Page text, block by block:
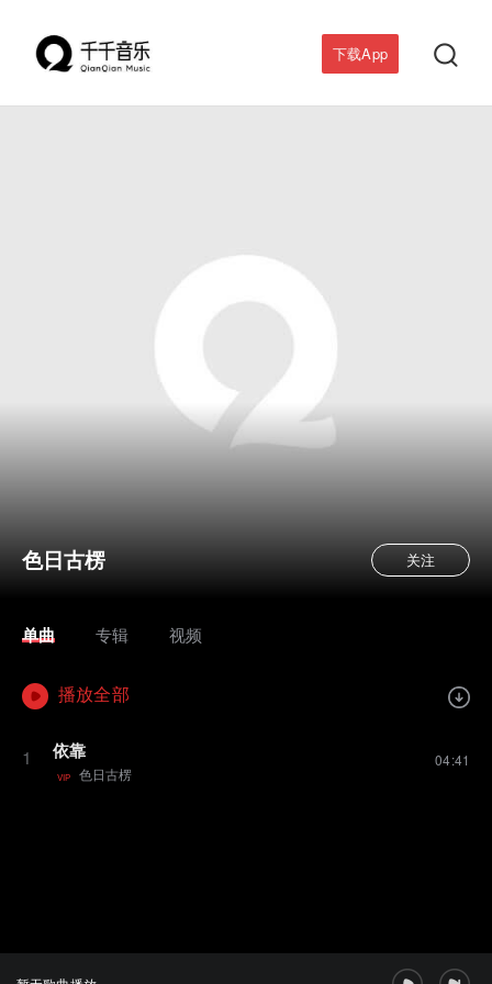
下载App 
色日古楞 关注
单曲 专辑 视频
播放全部
1 依靠
VIP 色日古楞
04:41